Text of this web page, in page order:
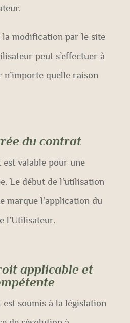
la modification par le site
peut s’effectuer à
quelle raison
du contrat
valable pour une
Le début de l’utilisation
marque l’application du
l’Utilisateur.
applicable et
soumis à la législation